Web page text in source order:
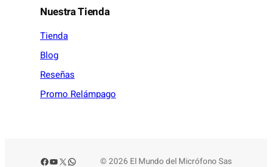
Nuestra Tienda
Tienda
Blog
Reseñas
Promo Relámpago
Facebook
YouTube
X WhatsApp© 2026 El Mundo del Micrófono Sas